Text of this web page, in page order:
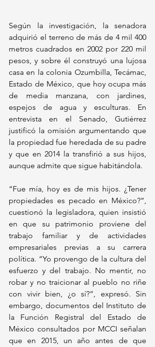
Según la investigación, la senadora
adquirió el terreno de más de 4 mil 400
metros cuadrados en 2002 por 220 mil
pesos, y sobre él construyó una lujosa
casa en la colonia Ozumbilla, Tecámac,
Estado de México, que hoy ocupa más
de media manzana, con jardines,
espejos de agua y esculturas. En
entrevista en el Senado, Gutiérrez
justificó la omisión argumentando que
la propiedad fue heredada de su padre
y que en 2014 la transfirió a sus hijos,
aunque admite que sigue habitándola.
“Fue mía, hoy es de mis hijos. ¿Tener
propiedades es pecado en México?”,
cuestionó la legisladora, quien insistió
en que su patrimonio proviene del
trabajo familiar y de actividades
empresariales previas a su carrera
política. “Yo provengo de la cultura del
esfuerzo y del trabajo. No mentir, no
robar y no traicionar al pueblo no riñe
con vivir bien, ¿o sí?”, expresó. Sin
embargo, documentos del Instituto de
la Función Registral del Estado de
México consultados por MCCI señalan
que en 2015, un año antes de que